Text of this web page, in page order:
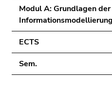
Modul A: Grundlagen der
Informationsmodellierung
ECTS
Sem.